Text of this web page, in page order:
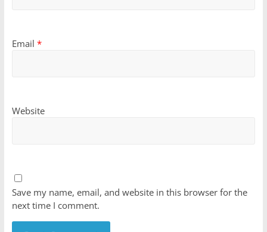
Email *
Website
Save my name, email, and website in this browser for the
next time I comment.